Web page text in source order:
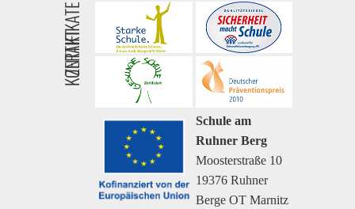
ZERTIFIKATE
KONTAKT
Schule am
Ruhner Berg
Moosterstraße 10
19376 Ruhner
Berge OT Marnitz